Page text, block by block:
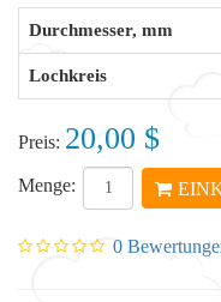
Durchmesser, mm
Lochkreis
Preis: 20,00 $
Menge:
0